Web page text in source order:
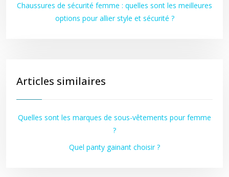
Chaussures de sécurité femme : quelles sont les meilleures
options pour allier style et sécurité ?
Articles similaires
Quelles sont les marques de sous-vêtements pour femme
?
Quel panty gainant choisir ?